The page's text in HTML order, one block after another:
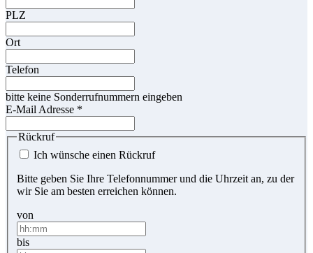
PLZ
Ort
Telefon
bitte keine Sonderrufnummern eingeben
E-Mail Adresse *
Rückruf
Ich wünsche einen Rückruf
Bitte geben Sie Ihre Telefonnummer und die Uhrzeit an, zu der
wir Sie am besten erreichen können.
von
bis